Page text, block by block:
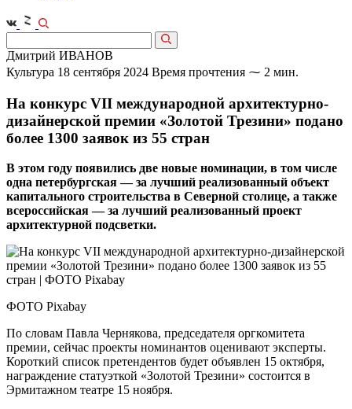
Дмитрий ИВАНОВ
Культура 18 сентября 2024 Время прочтения ⁓ 2 мин.
На конкурс VII международной архитектурно-
дизайнерской премии «Золотой Трезини» подано
более 1300 заявок из 55 стран
В этом году появились две новые номинации, в том числе
одна петербургская — за лучший реализованный объект
капитального строительства в Северной столице, а также
всероссийская — за лучший реализованный проект
архитектурной подсветки.
ФОТО Рixabay
По словам Павла Чернякова, председателя оргкомитета
премии, сейчас проекты номинантов оценивают эксперты.
Короткий список претендентов будет объявлен 15 октября,
награждение статуэткой «Золотой Трезини» состоится в
Эрмитажном театре 15 ноября.